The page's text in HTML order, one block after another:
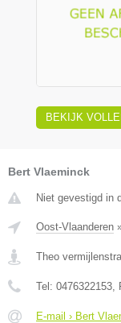
BEKIJK
Bert Vlaeminck
Niet gevestigd in
Oost-Vlaanderen
Theo
Tel: 0476322153
E-mail › Bert